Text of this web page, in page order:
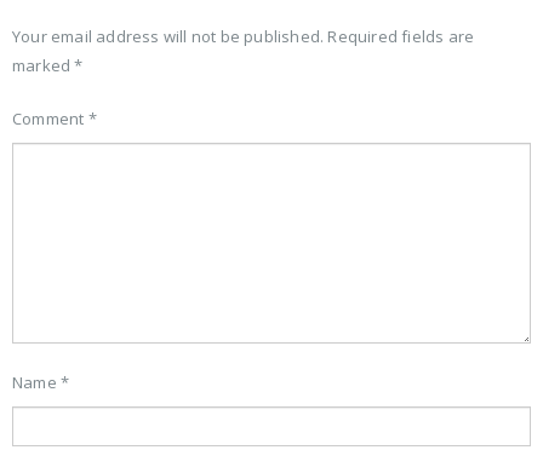
Your email address will not be published. Required fields are
marked*
Comment *
Name *